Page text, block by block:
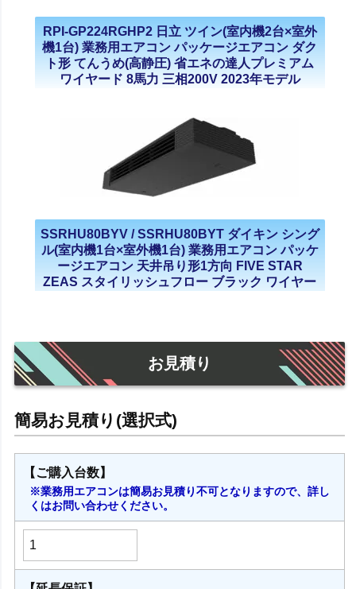
RPI-GP224RGHP2 日立 ツイン(室内機2台×室外
機1台) 業務用エアコン パッケージエアコン ダク
ト形 てんうめ(高静圧) 省エネの達人プレミアム
ワイヤード 8馬力 三相200V 2023年モデル
SSRHU80BYV / SSRHU80BYT ダイキン シング
ル(室内機1台×室外機1台) 業務用エアコン パッケ
ージエアコン 天井吊り形1方向 FIVE STAR
ZEAS スタイリッシュフロー ブラック ワイヤー
お見積り
【ご購入台数】
※業務用エアコンは簡易お見積り不可となりますので、詳し
くはお問い合わせください。